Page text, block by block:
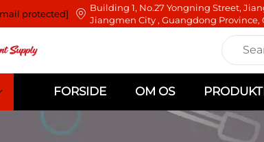
protected]
Building 1, No.27 Yongning Street,
Jiangmen City , Guangdong Province,
FORSIDE OM OS